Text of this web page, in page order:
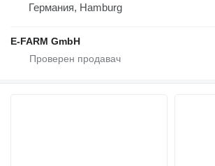
Германия, Hamburg
E-FARM GmbH